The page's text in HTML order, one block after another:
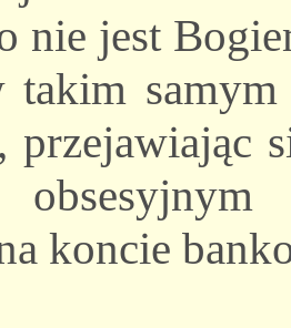
nie jest
takim
przejawiając
koncie